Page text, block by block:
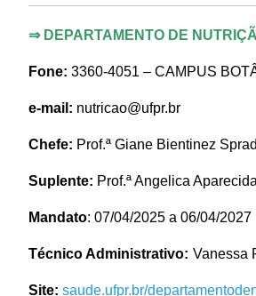
⇒ DEPARTAMENTO DE
Fone: 3360-4051 –CAMPUS
e-mail: nutricao@ufpr.br
Chefe: Prof.ª Giane Bientinez
Suplente: Prof.ª Angelica
Mandato: 07/04/2025 a 06/04/2027
Técnico Administrativo:Vanessa
Site: saude.ufpr.br/